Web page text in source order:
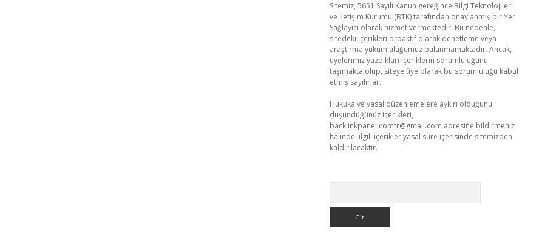
Sitemiz, 5651 Sayılı Kanun gereğince Bilgi Teknolojileri
ve İletişim Kurumu (BTK) tarafından onaylanmış bir Yer
Sağlayıcı olarak hizmet vermektedir. Bu nedenle,
sitedeki içerikleri proaktif olarak denetleme veya
araştırma yükümlülüğümüz bulunmamaktadır. Ancak,
üyelerimiz yazdıkları içeriklerin sorumluluğunu
taşımakta olup, siteye üye olarak bu sorumluluğu kabul
etmiş sayılırlar.
Hukuka ve yasal düzenlemelere aykırı olduğunu
düşündüğünüz içerikleri,
backlinkpanelicomtr@gmail.com adresine bildirmeniz
halinde, ilgili içerikler yasal süre içerisinde sitemizden
kaldırılacaktır.